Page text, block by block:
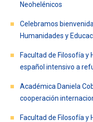
Neohelénicos
Celebramos
Humanidades y
Facultad de Filosofía y
español intensivo a
Académica Daniela
cooperación
Facultad de Filosofía y